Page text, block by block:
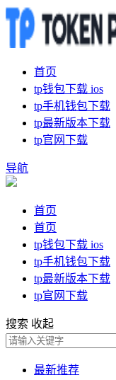
首页
tp钱包下载 ios
tp手机钱包下载
tp最新版本下载
tp官网下载
导航
首页
首页
tp钱包下载 ios
tp手机钱包下载
tp最新版本下载
tp官网下载
搜索 收起
最新推荐